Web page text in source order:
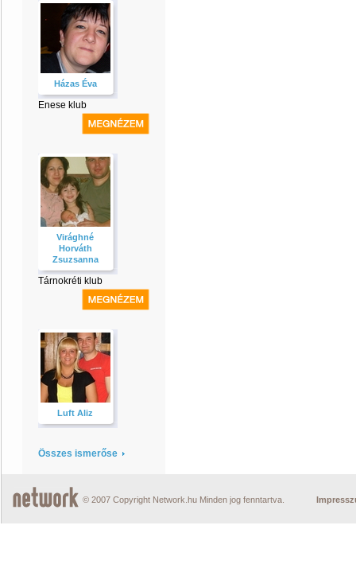
Házas Éva
Enese klub
Virághné
Horváth
Zsuzsanna
Tárnokréti klub
Luft Aliz
Összes ismerőse
© 2007 Copyright Network.hu Minden jog fenntartva.